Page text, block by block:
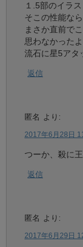
１.5部のイラ
そこの性能な
まさか直前で
思わなかったよ
流石に星5アタ
返信
匿名 より:
2017年6月28日
つーか、殺に
返信
匿名 より:
2017年6月29日